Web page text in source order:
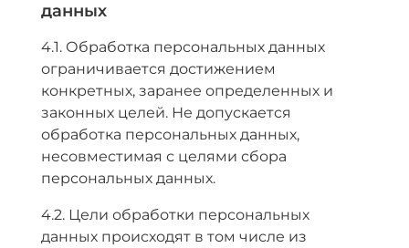
данных
4.1. Обработка персональных данных
ограничивается достижением
конкретных, заранее определенных и
законных целей. Не допускается
обработка персональных данных,
несовместимая с целями сбора
персональных данных.
4.2. Цели обработки персональных
данных происходят в том числе из